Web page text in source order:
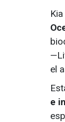
el
e